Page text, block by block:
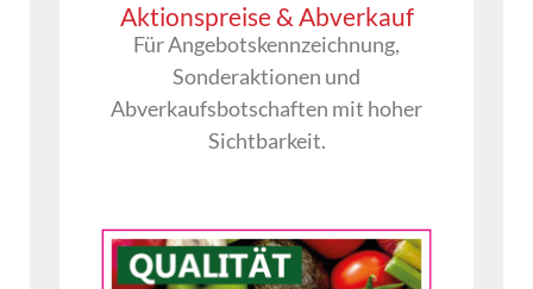
Aktionspreise & Abverkauf
Für Angebotskennzeichnung,
Sonderaktionen und
Abverkaufsbotschaften mit hoher
Sichtbarkeit.